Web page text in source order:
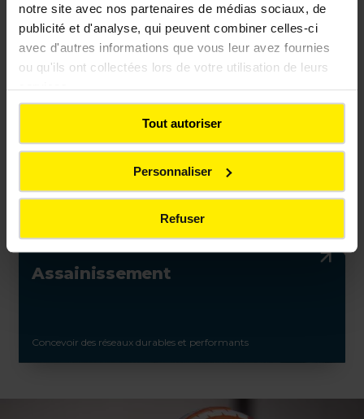
notre site avec nos partenaires de médias sociaux, de
publicité et d'analyse, qui peuvent combiner celles-ci
avec d'autres informations que vous leur avez fournies
ou qu'ils ont collectées lors de votre utilisation de leurs
services.
Tout autoriser
Personnaliser
Refuser
Garantir une ressource essentielle
Assainissement
Concevoir des réseaux durables et performants